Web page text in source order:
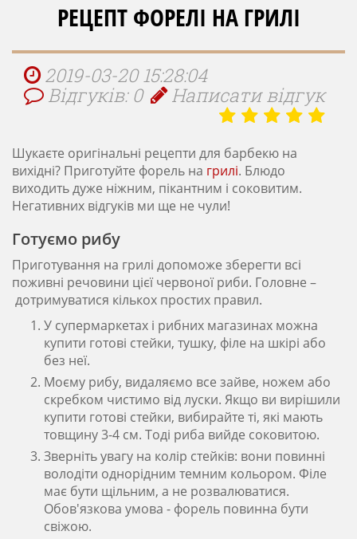
РЕЦЕПТ ФОРЕЛІ НА ГРИЛІ
2019-03-20 15:28:04
Відгуків: 0
Написати відгук
Шукаєте оригінальні рецепти для барбекю на
вихідні? Приготуйте форель на грилі. Блюдо
виходить дуже ніжним, пікантним і соковитим.
Негативних відгуків ми ще не чули!
Готуємо рибу
Приготування на грилі допоможе зберегти всі
поживні речовини цієї червоної риби. Головне –
дотримуватися кількох простих правил.
У супермаркетах і рибних магазинах можна
купити готові стейки, тушку, філе на шкірі або
без неї.
Моєму рибу, видаляємо все зайве, ножем або
скребком чистимо від луски. Якщо ви вирішили
купити готові стейки, вибирайте ті, які мають
товщину 3-4 см. Тоді риба вийде соковитою.
Зверніть увагу на колір стейків: вони повинні
володіти однорідним темним кольором. Філе
має бути щільним, а не розвалюватися.
Обов'язкова умова - форель повинна бути
свіжою.